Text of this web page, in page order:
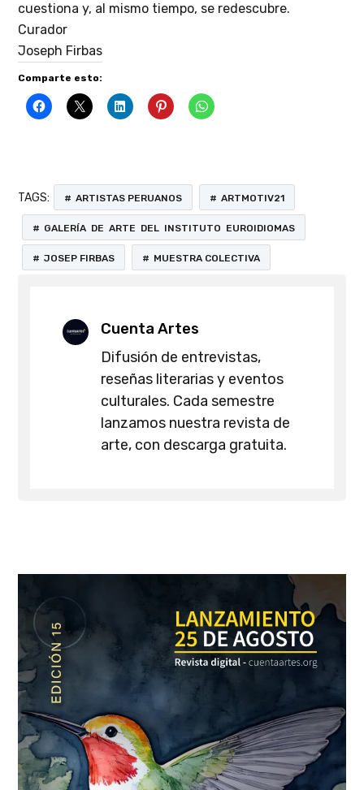
cuestiona y, al mismo tiempo, se redescubre.
Curador
Joseph Firbas
Comparte esto:
TAGS: ARTISTAS PERUANOS ARTMOTIV21
GALERÍA DE ARTE DEL INSTITUTO EUROIDIOMAS
JOSEP FIRBAS MUESTRA COLECTIVA
Cuenta Artes
Difusión de entrevistas,
reseñas literarias y eventos
culturales. Cada semestre
lanzamos nuestra revista de
arte, con descarga gratuita.